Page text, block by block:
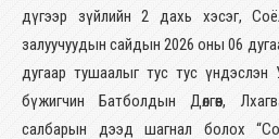
дүгээр зүйлийн 2 дахь хэсэг,
залуучуудын сайдын 2026 оны 06
дугаар тушаалыг тус тус
бүжигчин Батболдын Дөлгөөн,
салбарын дээд шагнал болох